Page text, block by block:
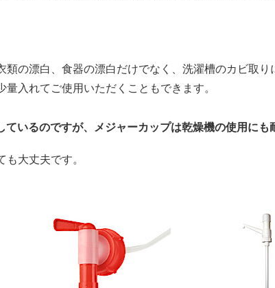
の漂白、食器の漂白だけでなく、洗濯槽のカビ取り
入れてご使用いただくこともできます。
いるのですが、メジャーカップは乾燥機の使用にも
大丈夫です。